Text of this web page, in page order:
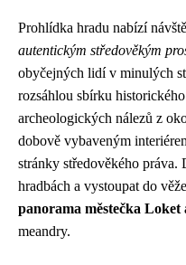
Prohlídka hradu nabízí
autentickým středověkým
obyčejných lidí v minulých
rozsáhlou sbírku
archeologických nálezů z
dobově vybaveným
stránky středověkého
hradbách a vystoupat do
panorama městečka
meandry.